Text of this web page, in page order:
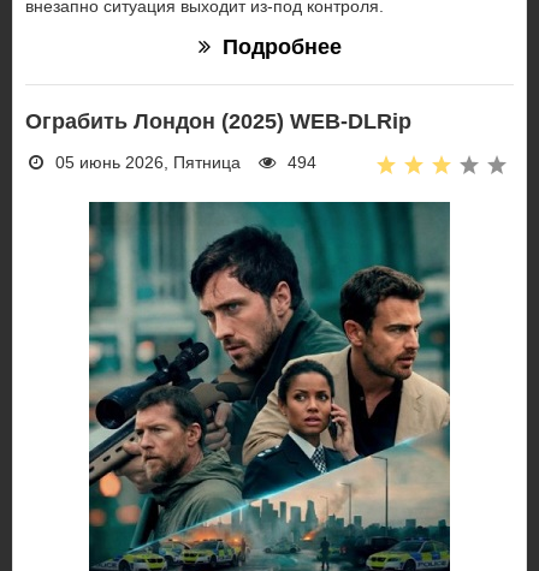
внезапно ситуация выходит из-под контроля.
Подробнее
Ограбить Лондон (2025) WEB-DLRip
05 июнь 2026, Пятница 494